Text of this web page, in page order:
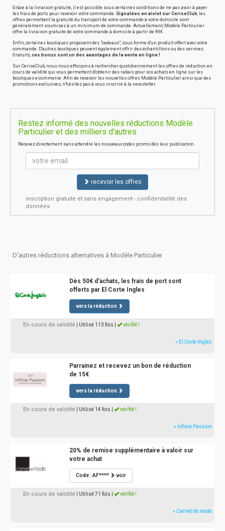
Grâce à la livraison gratuite, il est possible sous certaines conditions de ne pas avoir à payer
les frais de ports pour recevoir votre commande. Signalées en violet sur CeriseClub, les
offres permettant la gratuité du transport de votre commande à votre domicile sont
généralement soumises à un minimum de commande. Actuellement, Modèle Particulier
offre la livraison gratuite de votre commande à domicile à partir de 99€.
Enfin, certaines boutiques proposent des "cadeaux", sous forme d'un produit offert avec votre
commande. D'autres boutiques peuvent également offrir des échantillons ou des services.
Gratuits, ces bonus sont un des avantages de la vente en ligne !
Sur CeriseClub, nous nous efforçons à rechercher quotidiennement les offres de réduction en
cours de validité qui vous permettent d'obtenir des rabais pour vos achats en ligne sur les
boutiques e-commerce. Afin de recevoir les nouvelles offres Modèle Particulier ainsi que des
promotions exclusives, n'hésitez pas à vous inscrire à la newsletter.
Restez informé des nouvelles réductions Modèle
Particulier et des milliers d'autres
Recevez directement sans attendre les nouveaux codes promo dès leur publication.
recevoir les offres
inscription gratuite et sans engagement - confidentialité des
données
D'autres réductions alternatives à Modèle Particulier
Dès 50€ d'achats, les frais de port sont
offerts par El Corte Ingles
vers la réduction
En cours de validité | Utilisé 113 fois vérifié !
» El Corte Ingles
Parrainez et recevez un bon de réduction
de 15€
vers la réduction
En cours de validité | Utilisé 14 fois vérifié !
» Infinie Passion
20% de remise supplémentaire à valoir sur
votre achat
Code : AF**** voir
En cours de validité | Utilisé 71 fois vérifié !
» Carnet de mode